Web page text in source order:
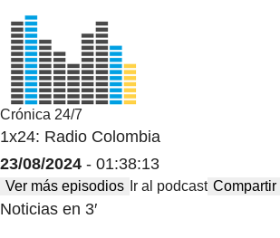
Crónica 24/7
1x24: Radio Colombia
23/08/2024 - 01:38:13
Ver más episodios Ir al podcast Compartir
Noticias en 3′